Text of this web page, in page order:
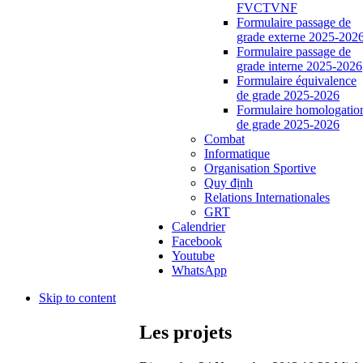
FVCTVNF
Formulaire passage de
grade externe 2025-
Formulaire passage de
grade interne 2025-2026
Formulaire équivalence
de grade 2025-2026
Formulaire
de grade 2025-2026
Combat
Informatique
Organisation Sportive
Quy định
Relations Internationales
GRT
Calendrier
Facebook
Youtube
WhatsApp
Skip to content
Les projets